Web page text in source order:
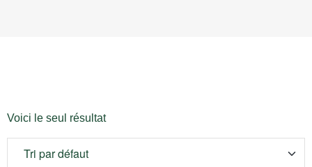
Voici le seul résultat